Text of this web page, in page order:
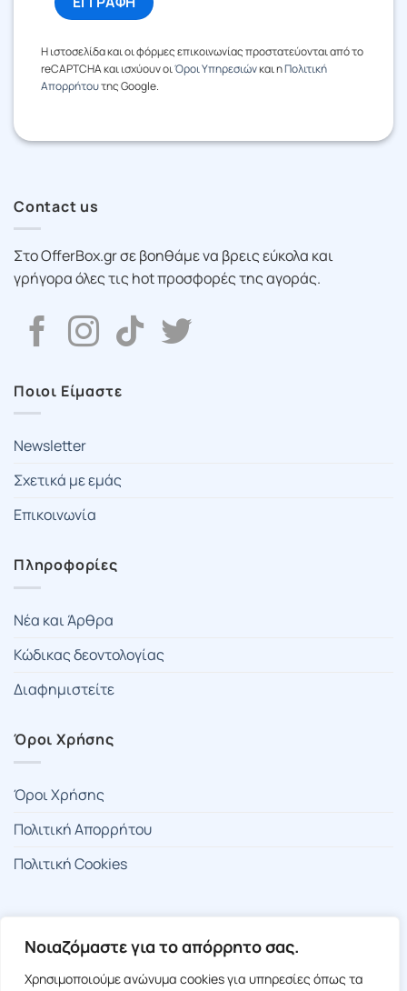
Νοιαζόμαστε για το απόρρητο σας.
Χρησιμοποιούμε ανώνυμα cookies για υπηρεσίες όπως τα
Η ιστοσελίδα και οι φόρμες επικοινωνίας προστατεύονται από το
reCAPTCHA και ισχύουν οιΌροι Υπηρεσιώνκαι ηΠολιτική
Απορρήτουτης Google.
Contact us
Στο OfferBox.gr σε βοηθάμε να βρεις εύκολα και
γρήγορα όλες τις hot προσφορές της αγοράς.
Ποιοι Είμαστε
Newsletter
Σχετικά με εμάς
Επικοινωνία
Πληροφορίες
Νέα και Άρθρα
Κώδικας δεοντολογίας
Διαφημιστείτε
Όροι Χρήσης
Όροι Χρήσης
Πολιτική Απορρήτου
Πολιτική Cookies
🍪 Ρυθμίσεις Cookies